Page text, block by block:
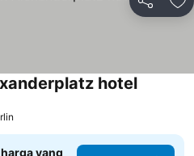
Bagikan
hotelLihat
yang